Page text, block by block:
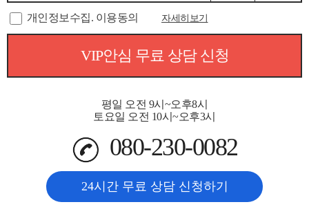
개인정보수집. 이용동의 자세히보기
VIP안심 무료 상담 신청
평일 오전 9시~오후8시
토요일 오전 10시~오후3시
080-230-0082
24시간 무료 상담 신청하기